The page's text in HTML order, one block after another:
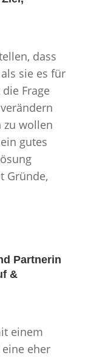
dass
sie es für
Frage
zu wollen
gutes
Gründe,
Partnerin
&
einem
eher